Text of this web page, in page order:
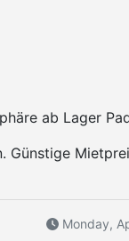
ab Lager
Günstige
Monday,